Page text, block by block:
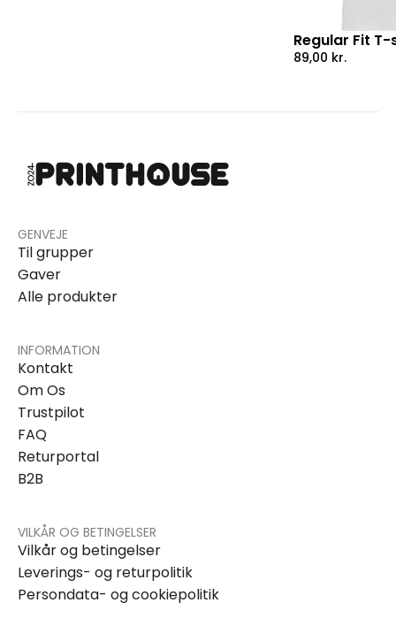
Regular Fit
89,00 kr.
GENVEJE
Til grupper
Gaver
Alle produkter
INFORMATION
Kontakt
Om Os
Trustpilot
FAQ
Returportal
B2B
VILKÅR OG BETINGELSER
Vilkår og betingelser
Leverings- og returpolitik
Persondata- og cookiepolitik